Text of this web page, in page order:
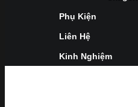
Phụ Kiện
Liên Hệ
Kinh Nghiệm